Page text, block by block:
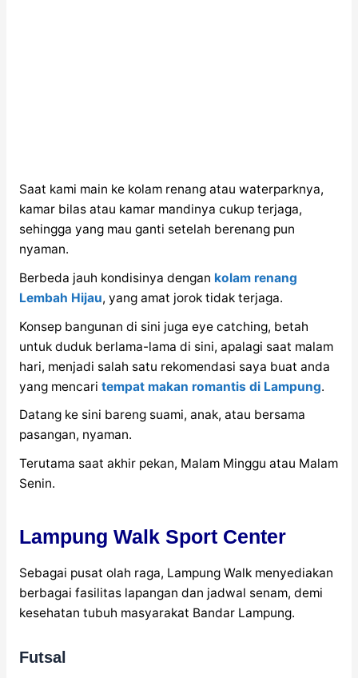
Saat kami main ke kolam renang atau waterparknya,
kamar bilas atau kamar mandinya cukup terjaga,
sehingga yang mau ganti setelah berenang pun
nyaman.
Berbeda jauh kondisinya dengan kolam renang
Lembah Hijau, yang amat jorok tidak terjaga.
Konsep bangunan di sini juga eye catching, betah
untuk duduk berlama-lama di sini, apalagi saat malam
hari, menjadi salah satu rekomendasi saya buat anda
yang mencari tempat makan romantis di Lampung.
Datang ke sini bareng suami, anak, atau bersama
pasangan, nyaman.
Terutama saat akhir pekan, Malam Minggu atau Malam
Senin.
Lampung Walk Sport Center
Sebagai pusat olah raga, Lampung Walk menyediakan
berbagai fasilitas lapangan dan jadwal senam, demi
kesehatan tubuh masyarakat Bandar Lampung.
Futsal